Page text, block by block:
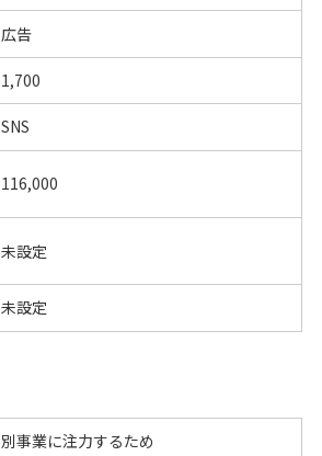
広告
1,700
SNS
116,000
未設定
未設定
別事業に注力するため